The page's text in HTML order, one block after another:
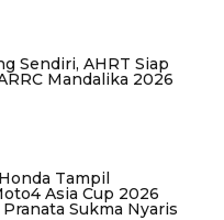
Sendiri, AHRT Siap
Mandalika 2026
Tampil
Asia Cup 2026
Sukma Nyaris